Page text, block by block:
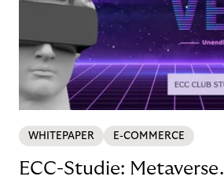
WHITEPAPER E-COMMERCE
ECC-Studie: Metaverse.